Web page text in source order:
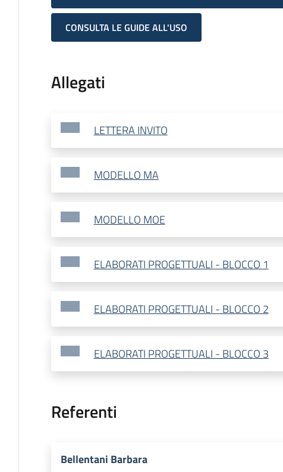
CONSULTA LE GUIDE ALL'USO
Allegati
LETTERA INVITO
MODELLO MA
MODELLO MOE
ELABORATI PROGETTUALI - BLOCCO 1
ELABORATI PROGETTUALI - BLOCCO 2
ELABORATI PROGETTUALI - BLOCCO 3
Referenti
Bellentani Barbara